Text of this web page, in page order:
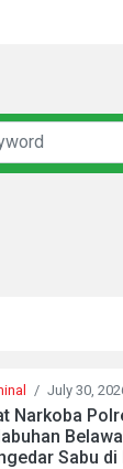
PETI di
/ July 30,
Narkoba
Sabu di